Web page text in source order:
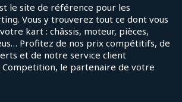
le site de référence pour les
Vous y trouverez tout ce dont vous
kart : châssis, moteur, pièces,
Profitez de nos prix compétitifs, de
et de notre service client
Competition, le partenaire de votre